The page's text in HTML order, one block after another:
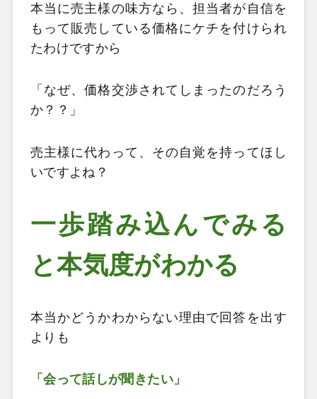
本当に売主様の味方なら、担当者が自信を
もって販売している価格にケチを付けられ
たわけですから
「なぜ、価格交渉されてしまったのだろう
か？？」
売主様に代わって、その自覚を持ってほし
いですよね？
一歩踏み込んでみる
と本気度がわかる
本当かどうかわからない理由で回答を出す
よりも
「会って話しが聞きたい」